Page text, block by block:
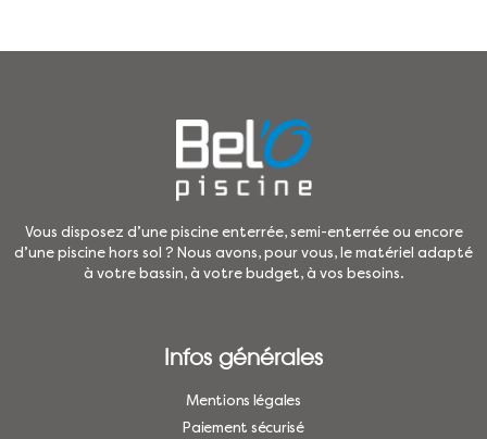
Vous disposez d’une piscine enterrée, semi-enterrée ou encore
d’une piscine hors sol ? Nous avons, pour vous, le matériel adapté
à votre bassin, à votre budget, à vos besoins.
Infos générales
Mentions légales
Paiement sécurisé